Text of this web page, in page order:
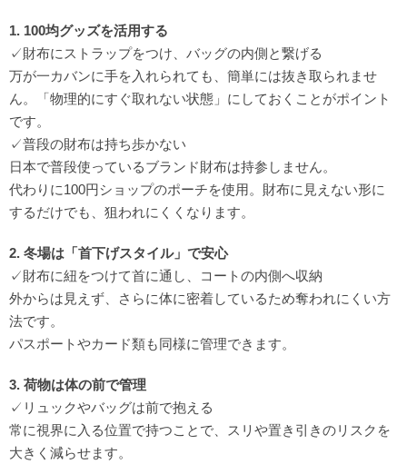
1. 100均グッズを活用する
✓財布にストラップをつけ、バッグの内側と繋げる
万が一カバンに手を入れられても、簡単には抜き取られませ
ん。「物理的にすぐ取れない状態」にしておくことがポイント
です。
✓普段の財布は持ち歩かない
日本で普段使っているブランド財布は持参しません。
代わりに100円ショップのポーチを使用。財布に見えない形に
するだけでも、狙われにくくなります。
2. 冬場は「首下げスタイル」で安心
✓財布に紐をつけて首に通し、コートの内側へ収納
外からは見えず、さらに体に密着しているため奪われにくい方
法です。
パスポートやカード類も同様に管理できます。
3. 荷物は体の前で管理
✓リュックやバッグは前で抱える
常に視界に入る位置で持つことで、スリや置き引きのリスクを
大きく減らせます。